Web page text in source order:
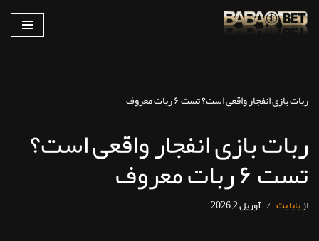
پرش
ربات بازی انفجار واقعی است؟ تست ۶ ربات معروف
ربات بازی انفجار واقعی است؟
تست ۶ ربات معروف
ازبابا بت آوریل 2, 2026